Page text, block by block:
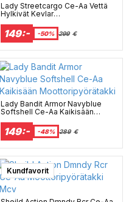
Lady Streetcargo Ce-Aa Vettä
Hylkivät Kevlar
Moottoripyörähousut
149:- -50% 299 €
Lady Bandit Armor Navyblue
Softshell Ce-Aa Kaikisään
149:- -48% 289 €
Super sale
Kundfavorit